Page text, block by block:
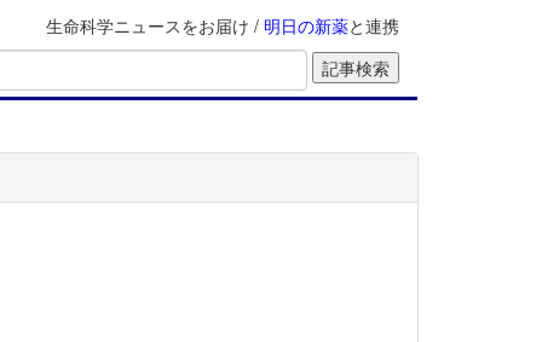
生命科学ニュースをお届け / 明日の新薬と連携